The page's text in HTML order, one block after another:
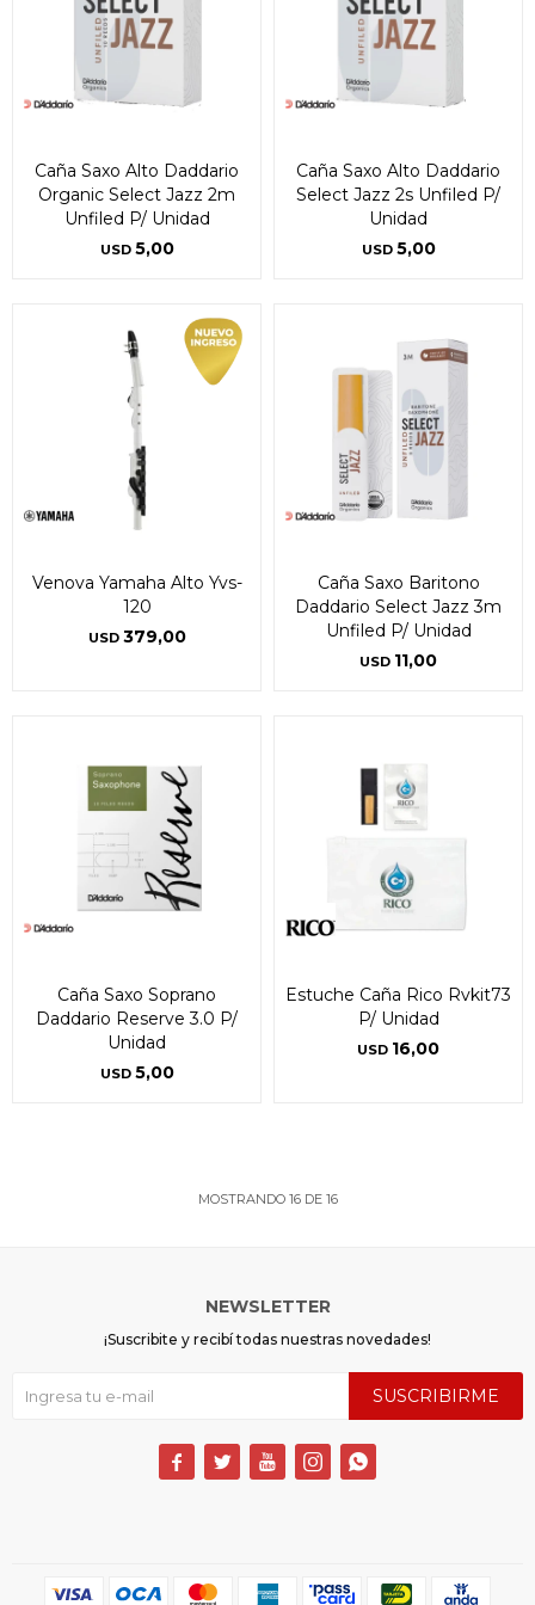
Caña Saxo Alto Daddario
Organic Select Jazz 2m
Unfiled P/ Unidad
USD 5,00
Caña Saxo Alto Daddario
Select Jazz 2s Unfiled P/
Unidad
USD 5,00
Venova Yamaha Alto Yvs-
120
USD 379,00
Caña Saxo Baritono
Daddario Select Jazz 3m
Unfiled P/ Unidad
USD 11,00
Caña Saxo Soprano
Daddario Reserve 3.0 P/
Unidad
USD 5,00
Estuche Caña Rico Rvkit73
P/ Unidad
USD 16,00
MOSTRANDO 16DE 16
NEWSLETTER
¡Suscribite y recibí todas nuestras novedades!
SUSCRIBIRME
    